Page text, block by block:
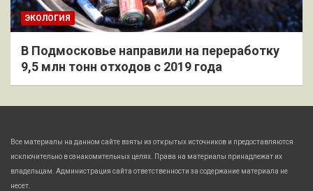
ЭКОЛОГИЯ
В Подмосковье направили на переработку
9,5 млн тонн отходов с 2019 года
Все материалы на данном сайте взяты из открытых источников и предоставляются
исключительно в ознакомительных целях. Права на материалы принадлежат их
владельцам. Администрация сайта ответственности за содержание материала не
несет.